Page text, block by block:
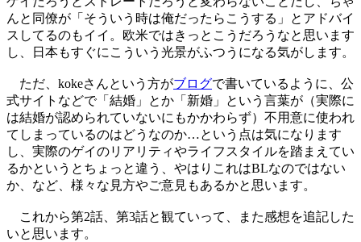
んと同僚が「そういう時は俺だったらこうする」とアドバイ
スしてるのもイイ。欧米ではきっとこうだろうなと思います
し、日本もすぐにこういう光景がふつうになる気がします。
ただ、kokeさんという方がブログで書いているように、公
式サイトなどで「結婚」とか「新婚」という言葉が（実際に
は結婚が認められていないにもかかわらず）不用意に使われ
てしまっているのはどうなのか…という点は気になります
し、実際のゲイのリアリティやライフスタイルを踏まえてい
るかというとちょっと違う、やはりこれはBLなのではない
か、など、様々な見方やご意見もあるかと思います。
これから第2話、第3話と観ていって、また感想を追記した
いと思います。